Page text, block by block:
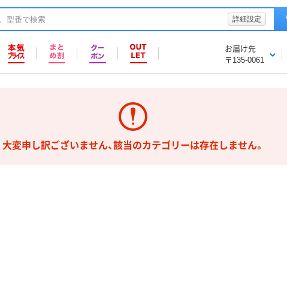
詳細設定
お届け先
〒135-0061
大変申し訳ございません、該当のカテゴリーは存在しません。